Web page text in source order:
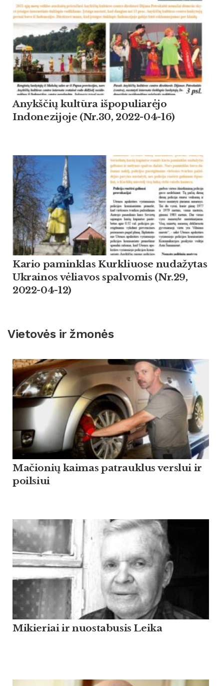
Anykščių kultūra išpopuliarėjo
Indonezijoje (Nr.30, 2022-04-16)
Kario paminklas Kurkliuose nudažytas
Ukrainos vėliavos spalvomis (Nr.29,
2022-04-12)
Vietovės ir žmonės
Mačionių kaimas patrauklus verslui ir
poilsiui
Mikieriai ir nuostabusis Leika